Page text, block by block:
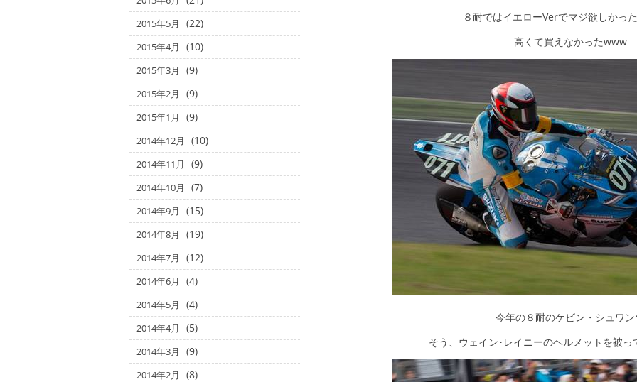
８耐ではイエローVerでマジ欲しかっ
高くて買えなかったwww
今年の８耐のケビン・シュワ
そう、ウェイン･レイニーのヘルメットを被っ
2015年5月 (22)
2015年4月 (10)
2015年3月 (9)
2015年2月 (9)
2015年1月 (9)
2014年12月 (10)
2014年11月 (9)
2014年10月 (7)
2014年9月 (15)
2014年8月 (19)
2014年7月 (12)
2014年6月 (4)
2014年5月 (4)
2014年4月 (5)
2014年3月 (9)
2014年2月 (8)